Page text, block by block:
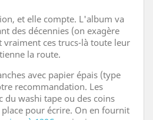
et elle compte. L'album va
des décennies (on exagère
vraiment ces trucs-là toute leur
la route.
avec papier épais (type
recommandation. Les
du washi tape ou des coins
pour écrire. On en fournit